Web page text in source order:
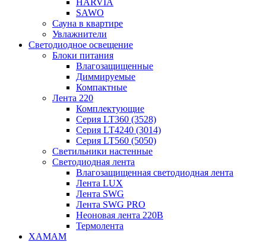
HARVIA
SAWO
Сауна в квартире
Увлажнители
Светодиодное освещение
Блоки питания
Влагозащищенные
Диммируемые
Компактные
Лента 220
Комплектующие
Серия LT360 (3528)
Серия LT4240 (3014)
Серия LT560 (5050)
Светильники настенные
Светодиодная лента
Влагозащищенная светодиодная лента
Лента LUX
Лента SWG
Лента SWG PRO
Неоновая лента 220В
Термолента
ХАМАМ